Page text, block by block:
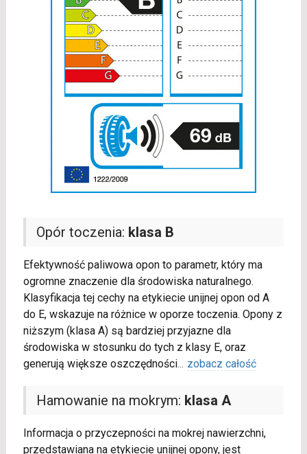
Opór toczenia: klasa B
Efektywność paliwowa opon to parametr, który ma
ogromne znaczenie dla środowiska naturalnego.
Klasyfikacja tej cechy na etykiecie unijnej opon od A
do E, wskazuje na różnice w oporze toczenia. Opony z
niższym (klasa A) są bardziej przyjazne dla
środowiska w stosunku do tych z klasy E, oraz
generują większe oszczędności... zobacz całość
Hamowanie na mokrym: klasa A
Informacja o przyczepności na mokrej nawierzchni,
przedstawiana na etykiecie unijnej opony, jest